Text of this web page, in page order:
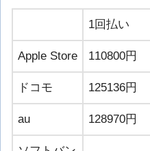
1回払い
Apple Store 110800円
ドコモ 125136円
au 128970円